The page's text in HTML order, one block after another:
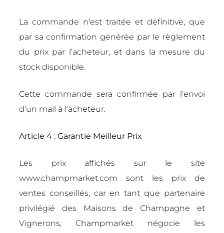
La commande n’est traitée et définitive, que
par sa confirmation générée par le règlement
du prix par l’acheteur, et dans la mesure du
stock disponible.
Cette commande sera confirmée par l’envoi
d’un mail à l’acheteur.
Article 4 : Garantie Meilleur Prix
Les prix affichés sur le site
www.champmarket.com sont les prix de
ventes conseillés, car en tant que partenaire
privilégié des Maisons de Champagne et
Vignerons, Champmarket négocie les